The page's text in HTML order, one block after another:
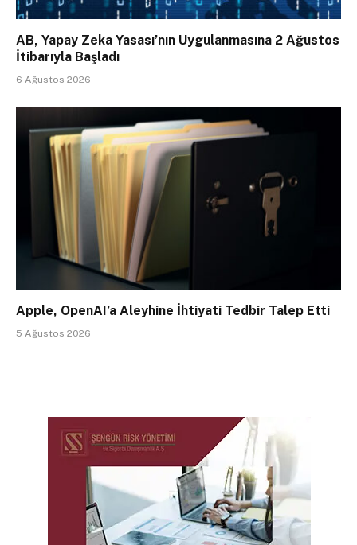
AB, Yapay Zeka Yasası’nın Uygulanmasına 2 Ağustos
İtibarıyla Başladı
6 Ağustos 2026
Apple, OpenAI’a Aleyhine İhtiyati Tedbir Talep Etti
5 Ağustos 2026